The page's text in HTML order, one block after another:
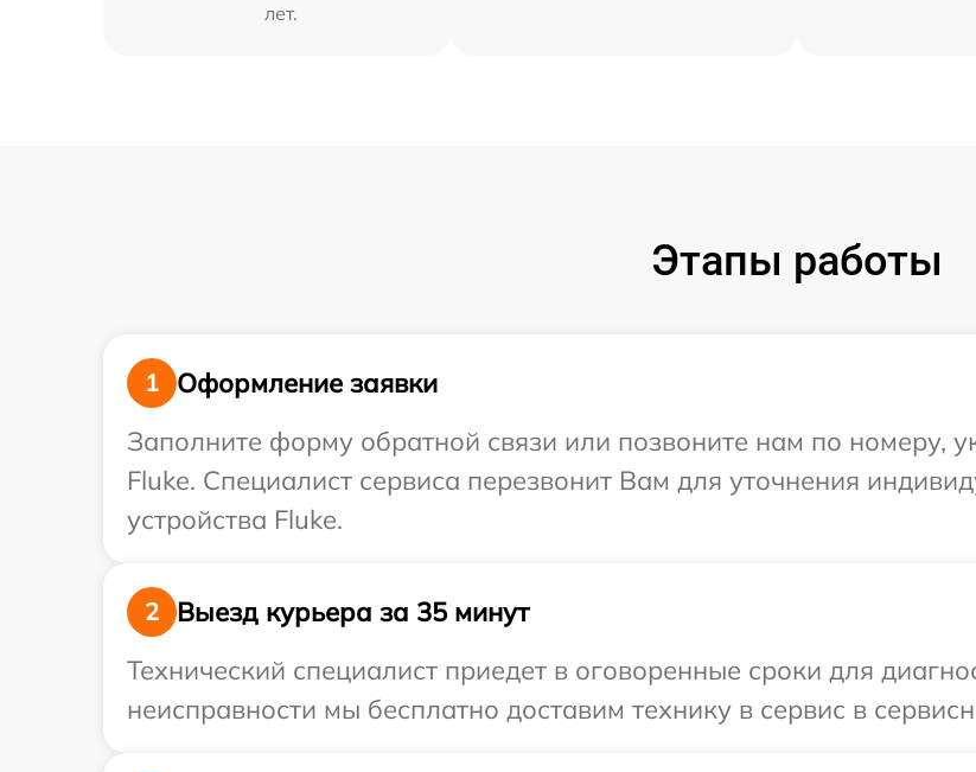
лет.
Этапы работы
1
Оформление заявки
Заполните форму обратной связи или позвоните нам по номеру,
Fluke. Специалист сервиса перезвонит Вам для уточнения
устройства Fluke.
2
Выезд курьера за 35 минут
Технический специалист приедет в оговоренные сроки для
неисправности мы бесплатно доставим технику в сервис в